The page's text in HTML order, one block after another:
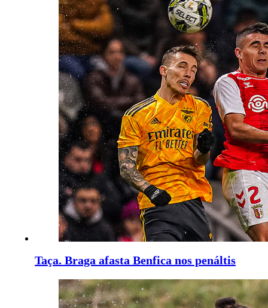
Taça. Braga afasta Benfica nos penáltis